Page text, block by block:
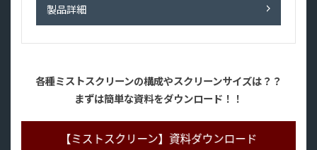
製品詳細
各種ミストスクリーンの構成やスクリーンサイズは？？
まずは簡単な資料をダウンロード！！